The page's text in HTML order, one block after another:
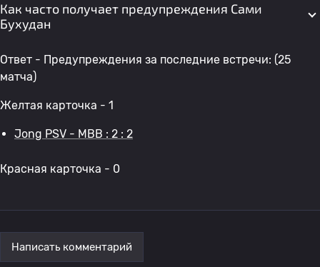
Как часто получает предупреждения Сами
Бухудан
Ответ - Предупреждения за последние встречи: (25
матча)
Желтая карточка - 1
Jong PSV - МВВ : 2 : 2
Красная карточка - 0
Написать комментарий